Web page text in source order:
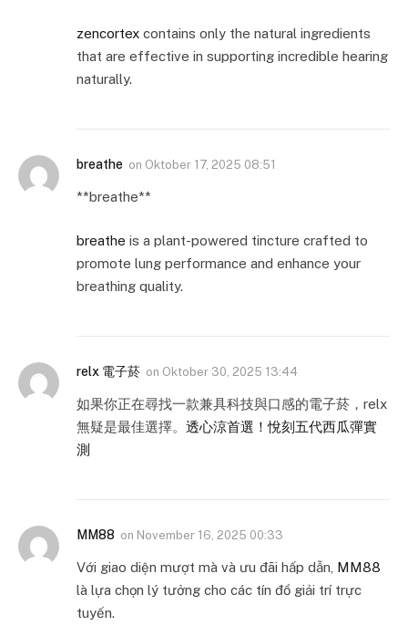
zencortex contains only the natural ingredients
that are effective in supporting incredible hearing
naturally.
breathe on Oktober 17, 2025 08:51
**breathe**
breathe is a plant-powered tincture crafted to
promote lung performance and enhance your
breathing quality.
relx 電子菸 on Oktober 30, 2025 13:44
如果你正在尋找一款兼具科技與口感的電子菸，relx
無疑是最佳選擇。 透心涼首選！悅刻五代西瓜彈實
測
MM88 on November 16, 2025 00:33
Với giao diện mượt mà và ưu đãi hấp dẫn, MM88
là lựa chọn lý tưởng cho các tín đồ giải trí trực
tuyến.